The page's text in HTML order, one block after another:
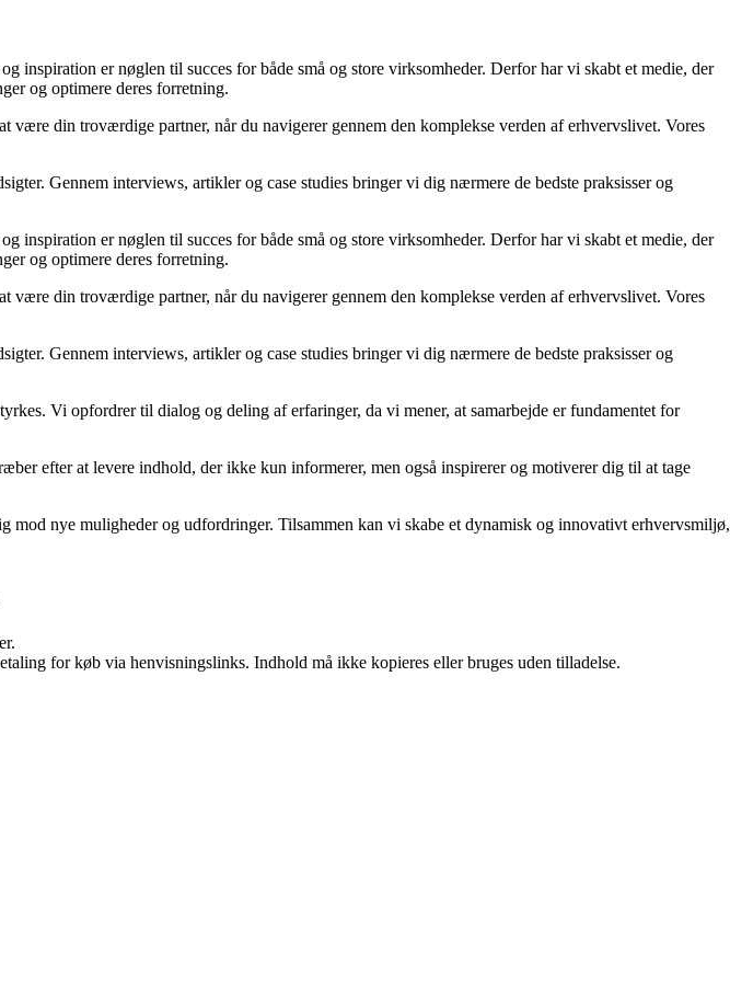
er nøglen til succes for både små og store virksomheder. Derfor har vi skabt et medie, der
og optimere deres forretning.
din troværdige partner, når du navigerer gennem den komplekse verden af erhvervslivet. Vores
Gennem interviews, artikler og case studies bringer vi dig nærmere de bedste praksisser og
er nøglen til succes for både små og store virksomheder. Derfor har vi skabt et medie, der
og optimere deres forretning.
din troværdige partner, når du navigerer gennem den komplekse verden af erhvervslivet. Vores
Gennem interviews, artikler og case studies bringer vi dig nærmere de bedste praksisser og
Vi opfordrer til dialog og deling af erfaringer, da vi mener, at samarbejde er fundamentet for
efter at levere indhold, der ikke kun informerer, men også inspirerer og motiverer dig til at tage
nye muligheder og udfordringer. Tilsammen kan vi skabe et dynamisk og innovativt erhvervsmiljø,
for køb via henvisningslinks. Indhold må ikke kopieres eller bruges uden tilladelse.